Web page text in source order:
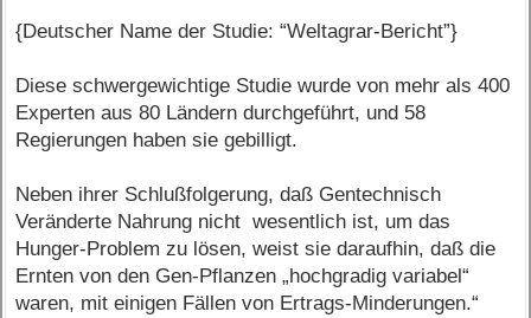
{Deutscher Name der Studie: “Weltagrar-Bericht”}
Diese schwergewichtige Studie wurde von mehr als 400
Experten aus 80 Ländern durchgeführt, und 58
Regierungen haben sie gebilligt.
Neben ihrer Schlußfolgerung, daß Gentechnisch
Veränderte Nahrung nicht wesentlich ist, um das
Hunger-Problem zu lösen, weist sie daraufhin, daß die
Ernten von den Gen-Pflanzen „hochgradig variabel“
waren, mit einigen Fällen von Ertrags-Minderungen.“